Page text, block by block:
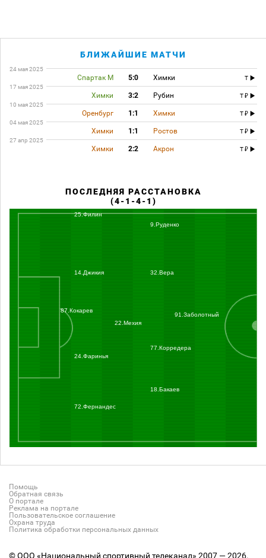
БЛИЖАЙШИЕ МАТЧИ
24 мая 2025
Спартак М 5:0 Химки
T
17 мая 2025
Химки 3:2 Рубин
T
10 мая 2025
Оренбург 1:1 Химки
T
04 мая 2025
Химки 1:1 Ростов
T
27 апр 2025
Химки 2:2 Акрон T
ПОСЛЕДНЯЯ РАССТАНОВКА
(4-1-4-1)
18.Бакаев
32.Вера
14.Джикия
91.Заболотный
87.Кокарев
77.Корредера
22.Мехия
9.Руденко
24.Фаринья
72.Фернандес
25.Филин
Помощь
Обратная связь
О портале
Реклама на портале
Пользовательское соглашение
Охрана труда
Политика обработки персональных данных
© ООО «Национальный спортивный телеканал» 2007 — 2026.